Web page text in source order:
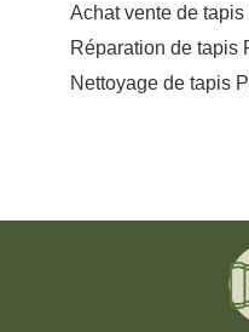
Achat vente de
Réparation de tapis
Nettoyage de tapis